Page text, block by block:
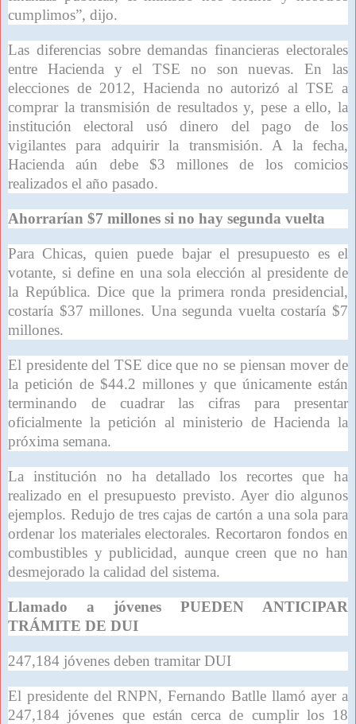
cumplimos”, dijo.
Las diferencias sobre demandas financieras electorales
entre Hacienda y el TSE no son nuevas. En las
elecciones de 2012, Hacienda no autorizó al TSE a
comprar la transmisión de resultados y, pese a ello, la
institución electoral usó dinero del pago de los
vigilantes para adquirir la transmisión. A la fecha,
Hacienda aún debe $3 millones de los comicios
realizados el año pasado.
Ahorrarían $7 millones si no hay segunda vuelta
Para Chicas, quien puede bajar el presupuesto es el
votante, si define en una sola elección al presidente de
la República. Dice que la primera ronda presidencial,
costaría $37 millones. Una segunda vuelta costaría $7
millones.
El presidente del TSE dice que no se piensan mover de
la petición de $44.2 millones y que únicamente están
terminando de cuadrar las cifras para presentar
oficialmente la petición al ministerio de Hacienda la
próxima semana.
La institución no ha detallado los recortes que ha
realizado en el presupuesto previsto. Ayer dio algunos
ejemplos. Redujo de tres cajas de cartón a una sola para
ordenar los materiales electorales. Recortaron fondos en
combustibles y publicidad, aunque creen que no han
desmejorado la calidad del sistema.
Llamado a jóvenes PUEDEN ANTICIPAR
TRÁMITE DE DUI
247,184 jóvenes deben tramitar DUI
El presidente del RNPN, Fernando Batlle llamó ayer a
247,184 jóvenes que están cerca de cumplir los 18